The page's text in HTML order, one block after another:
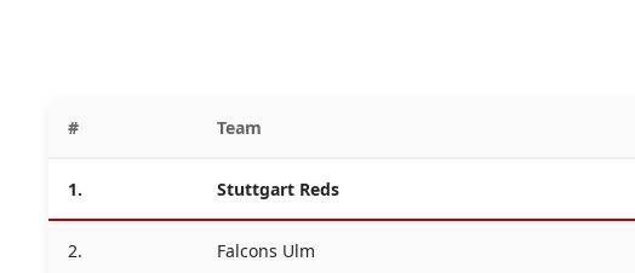
# Team
1. Stuttgart Reds
2. Falcons Ulm